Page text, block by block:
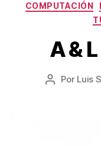
COMPUTACIÓN
A &
Por Luis